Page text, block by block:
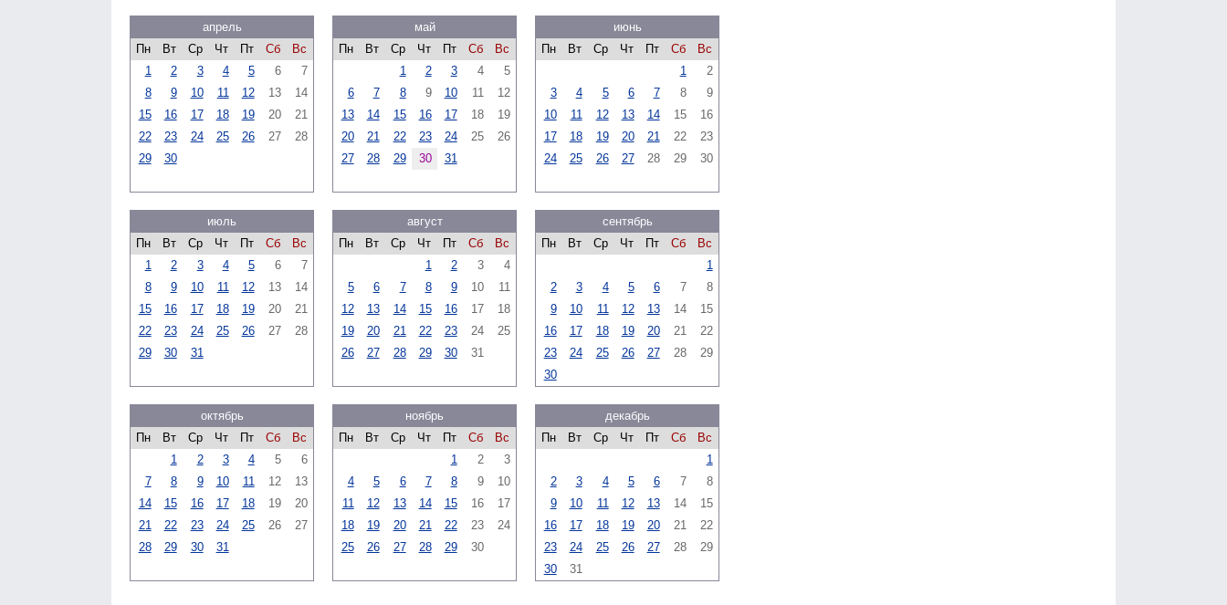
апрель
Пн
Вт Ср Чт Пт Сб
Вс
1
2 3 4 5 6
7
8
9 10 11 12 13
14
15
16 17 18 19 20
21
22
23 24 25 26 27
28
29
30
май
Пн
Вт Ср Чт Пт Сб
Вс
1
2 3 4
5
6
7 8 9 10 11
12
13
14 15 16 17 18
19
20
21 22 23 24 25
26
27
28 29 30 31
июнь
Пн
Вт Ср Чт Пт Сб
Вс
1
2
3
4 5 6 7 8
9
10
11 12 13 14 15
16
17
18 19 20 21 22
23
24
25 26 27 28 29 30
июль
Пн
Вт Ср Чт Пт Сб
Вс
1
2 3 4 5 6
7
8
9 10 11 12 13
14
15
16 17 18 19 20
21
22
23 24 25 26 27
28
29
30 31
август
Пн
Вт Ср Чт Пт Сб
Вс
1
2 3
4
5
6 7 8 9 10
11
12
13 14 15 16 17
18
19
20 21 22 23 24
25
26
27 28 29 30 31
сентябрь
Пн
Вт Ср Чт Пт Сб
Вс
1
2
3 4 5 6 7
8
9
10 11 12 13 14
15
16
17 18 19 20 21
22
23
24 25 26 27 28
29
30
октябрь
Пн
Вт Ср Чт Пт Сб
Вс
1
2 3 4 5
6
7
8 9 10 11 12
13
14
15 16 17 18 19
20
21
22 23 24 25 26
27
28
29 30 31
ноябрь
Пн
Вт Ср Чт Пт Сб
Вс
1
2
3
4
5 6 7 8 9
10
11
12 13 14 15 16
17
18
19 20 21 22 23
24
25
26 27 28 29 30
декабрь
Пн
Вт Ср Чт Пт Сб
Вс
1
2
3 4 5 6 7
8
9
10 11 12 13 14
15
16
17 18 19 20 21
22
23
24 25 26 27 28
29
30
31